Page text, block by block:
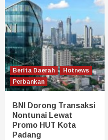
Berita Daerah
Hotnews
Perbankan
BNI Dorong Transaksi
Nontunai Lewat
Promo HUT Kota
Padang